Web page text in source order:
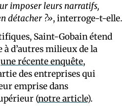
imposer leurs narratifs,
détacher ?», interroge-t-elle.
Saint-Gobain étend
à d’autres milieux de la
une récente enquête,
des entreprises qui
emprise dans
(notre article).